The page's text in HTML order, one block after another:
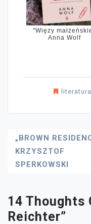
"Więzy
Anna Wolf
Nawigacja
Wpisu
„BROWN
KRZYSZTOF
SPERKOWSKI
14 Thoughts
Reichter”